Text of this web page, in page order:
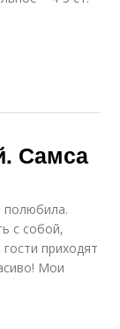
Самса
полюбила.
с собой,
приходят
Мои